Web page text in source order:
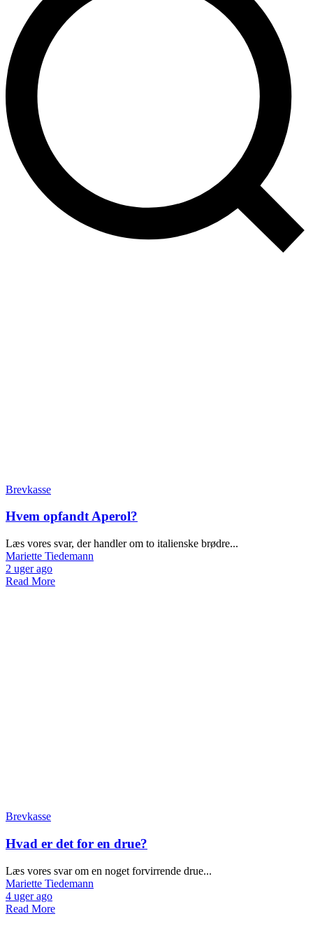
Brevkasse
Hvem opfandt Aperol?
Læs vores svar, der handler om to italienske brødre...
Mariette Tiedemann
2 uger ago
Read More
Brevkasse
Hvad er det for en drue?
Læs vores svar om en noget forvirrende drue...
Mariette Tiedemann
4 uger ago
Read More